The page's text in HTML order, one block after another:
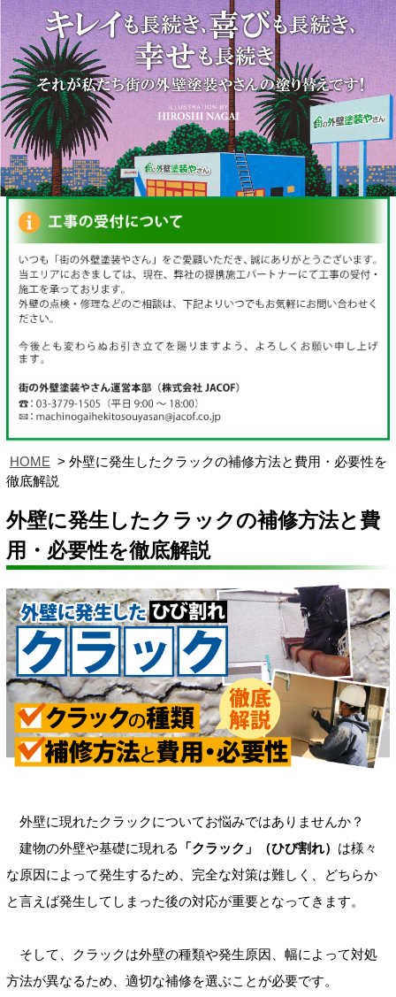
HOME
外壁に発生したクラックの補修方法と費用・必要性を
徹底解説
外壁に発生したクラックの補修方法と費
用・必要性を徹底解説
外壁に現れたクラックについてお悩みではありませんか？
建物の外壁や基礎に現れる
「クラック」（ひび割れ） は様々
な原因によって発生するため、完全な対策は難しく、どちらか
と言えば発生してしまった後の対応が重要となってきます。
そして、クラックは外壁の種類や発生原因、幅によって対処
方法が異なるため、適切な補修を選ぶことが必要です。